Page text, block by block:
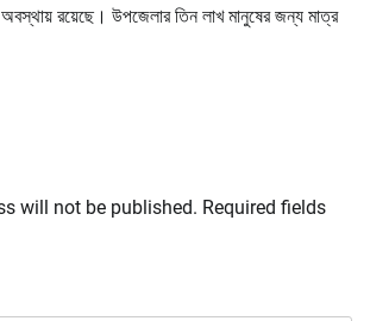
অবস্থায় রয়েছে। উপজেলার তিন লাখ মানুষের জন্য মাত্র
will not be published. Required fields